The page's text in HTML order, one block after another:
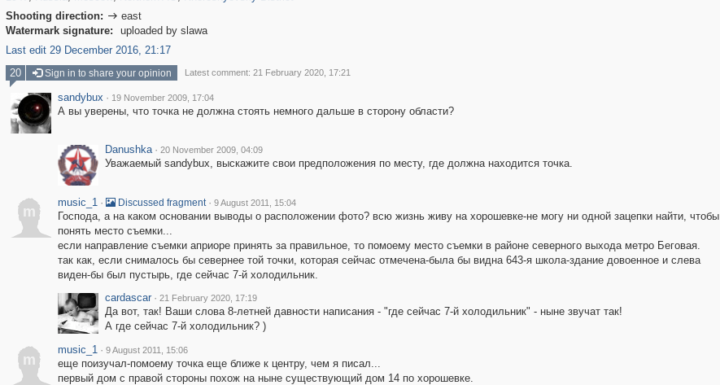
Shooting direction:  east
Watermark signature:
uploaded by slawa
Last edit 29 December 2016, 21:17
20 Sign in to share your opinion Latest comment: 21 February 2020, 17:21
sandybux · 19 November 2009, 17:04
А вы уверены, что точка не должна стоять немного дальше в сторону области?
Danushka · 20 November 2009, 04:09
Уважаемый sandybux, выскажите свои предположения по месту, где должна находится точка.
m
music_1 · Discussed fragment · 9 August 2011, 15:04
Господа, а на каком основании выводы о расположении фото? всю жизнь живу на хорошевке-не могу ни одной зацепки найти, чтобы
понять место съемки...
если направление съемки априоре принять за правильное, то помоему место съемки в районе северного выхода метро Беговая.
так как, если снималось бы севернее той точки, которая сейчас отмечена-была бы видна 643-я школа-здание довоенное и слева
виден-бы был пустырь, где сейчас 7-й холодильник.
cardascar · 21 February 2020, 17:19
Да вот, так! Ваши слова 8-летней давности написания - "где сейчас 7-й холодильник" - ныне звучат так!
А где сейчас 7-й холодильник? )
m
music_1 · 9 August 2011, 15:06
еще поизучал-помоему точка еще ближе к центру, чем я писал...
первый дом с правой стороны похож на ныне существующий дом 14 по хорошевке.